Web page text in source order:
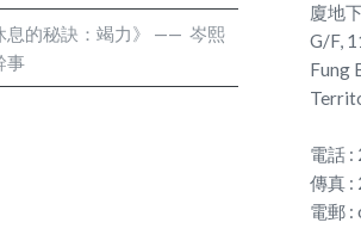
息的秘訣：竭力》 —— 岑熙
事
廈地
G/F,
Fung
電話
傳真
電郵 :